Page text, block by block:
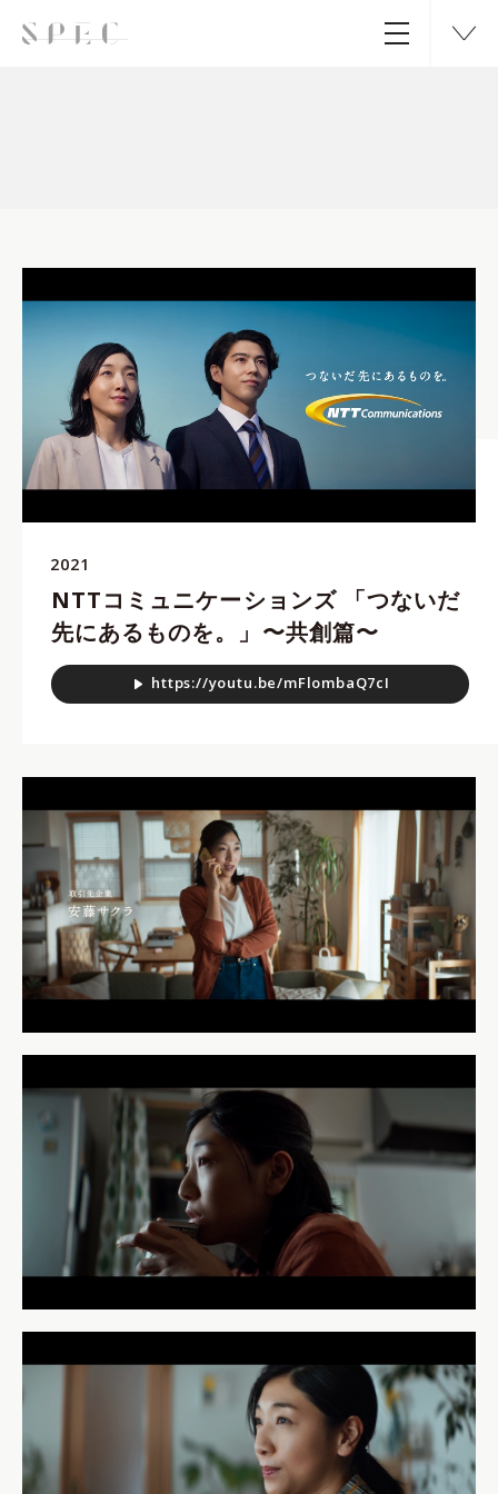
2021
NTTコミュニケーションズ 「つないだ
先にあるものを。」〜共創篇〜
https://youtu.be/mFlombaQ7cI